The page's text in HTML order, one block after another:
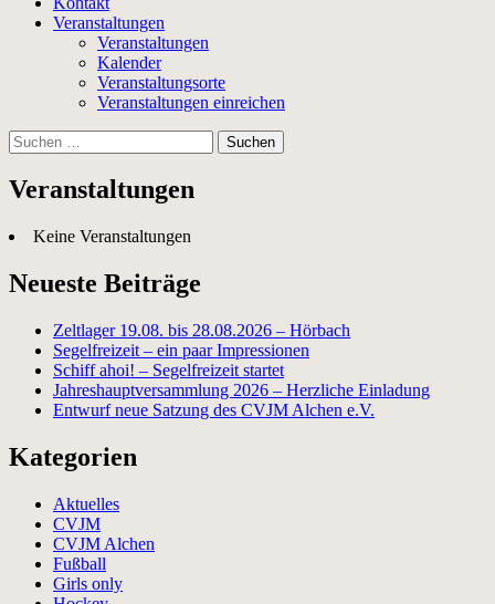
Veranstaltungen
Veranstaltungen
Kalender
Veranstaltungsorte
Veranstaltungen einreichen
Suchen
nach:
Veranstaltungen
Keine Veranstaltungen
Neueste Beiträge
Zeltlager 19.08. bis 28.08.2026 – Hörbach
Segelfreizeit – ein paar Impressionen
Schiff ahoi! – Segelfreizeit startet
Jahreshauptversammlung 2026 – Herzliche Einladung
Entwurf neue Satzung des CVJM Alchen e.V.
Kategorien
Aktuelles
CVJM
CVJM Alchen
Fußball
Girls only